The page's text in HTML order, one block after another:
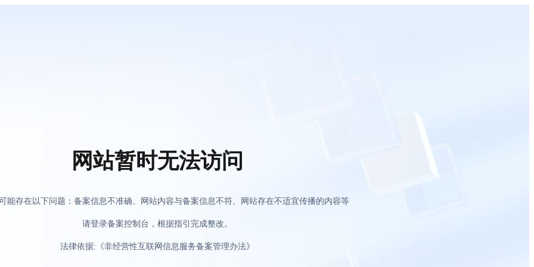
网站暂时无法访问
能存在以下问题：备案信息不准确、网站内容与备案信息不符、网站存在不适宜传播的内容等
请登录备案控制台，根据指引完成整改。
法律依据:《非经营性互联网信息服务备案管理办法》